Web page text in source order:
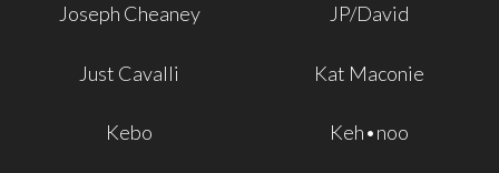
Joseph Cheaney JP/David
Just Cavalli Kat Maconie
Kebo Keh•noo